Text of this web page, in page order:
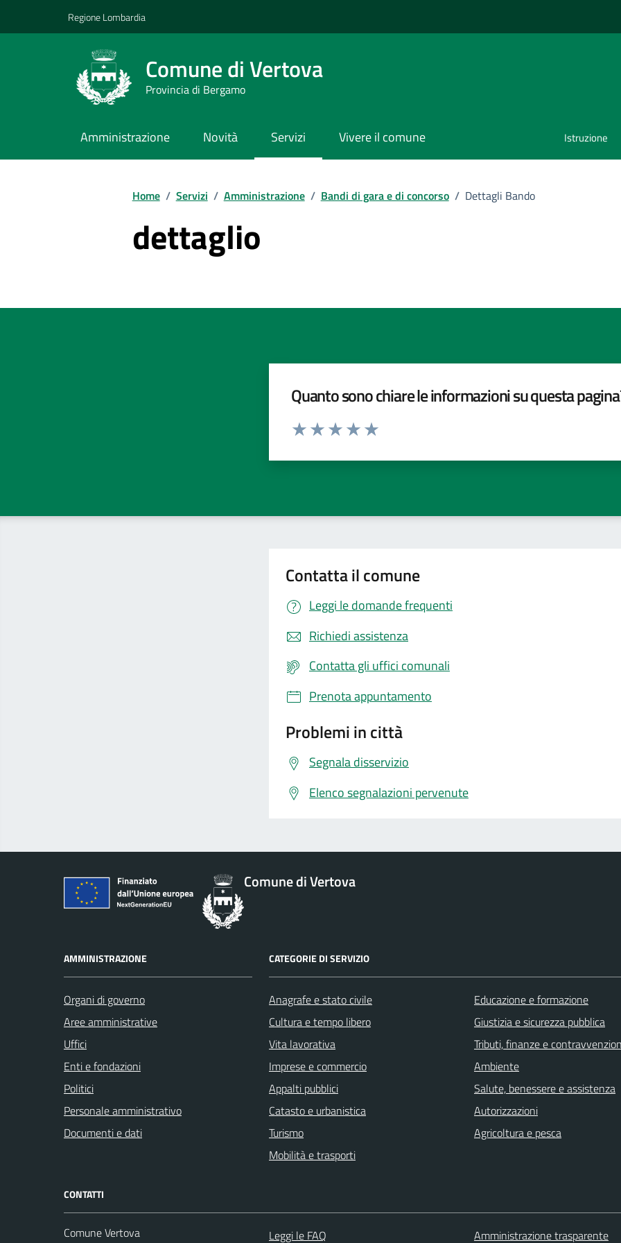
Regione Lombardia
Comune di Vertova
Provincia di Bergamo
Amministrazione Novità Servizi Vivere il comune Istruzione
Home / Servizi / Amministrazione / Bandi di gara e di concorso / Dettagli Bando
dettaglio
Quanto sono chiare le informazioni su questa
Valuta da 1 a 5 stelle la pagina
Contatta il comune
Leggi le domande frequenti
Richiedi assistenza
Contatta gli uffici comunali
Prenota appuntamento
Problemi in città
Segnala disservizio
Elenco segnalazioni pervenute
Comune di Vertova
AMMINISTRAZIONE
Organi di governo
Aree amministrative
Uffici
Enti e fondazioni
Politici
Personale amministrativo
Documenti e dati
CATEGORIE DI SERVIZIO
Anagrafe e stato civile
Cultura e tempo libero
Vita lavorativa
Imprese e commercio
Appalti pubblici
Catasto e urbanistica
Turismo
Mobilità e trasporti
Educazione e formazione
Giustizia e sicurezza pubblica
Tributi, finanze e
Ambiente
Salute, benessere e assistenza
Autorizzazioni
Agricoltura e pesca
CONTATTI
Comune Vertova
Leggi le FAQ Amministrazione trasparente